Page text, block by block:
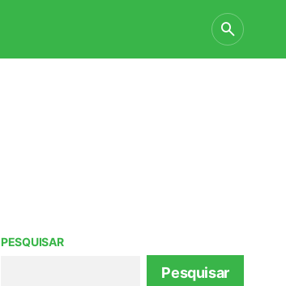
PESQUISAR
Pesquisar